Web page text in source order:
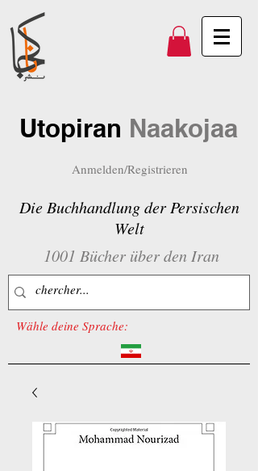
Utopiran Naakojaa
Anmelden/Registrieren
Die Buchhandlung der Persischen
Welt
1001 Bücher über den Iran
Wähle deine Sprache: